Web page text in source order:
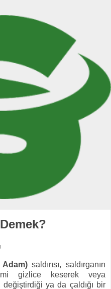
Adam)saldırısı, saldırganın
gizlice keserek veya
ya da çaldığı bir